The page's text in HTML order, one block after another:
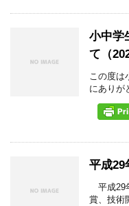
小中学
て（
この度は
にありが
平成29
平成29
賞、技術